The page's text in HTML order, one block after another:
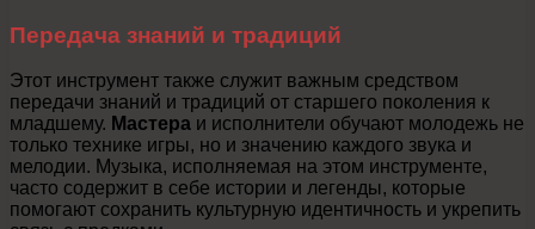
Передача знаний и традиций
Этот инструмент также служит важным средством
передачи знаний и традиций от старшего поколения к
младшему. Мастера и исполнители обучают молодежь не
только технике игры, но и значению каждого звука и
мелодии. Музыка, исполняемая на этом инструменте,
часто содержит в себе истории и легенды, которые
помогают сохранить культурную идентичность и укрепить